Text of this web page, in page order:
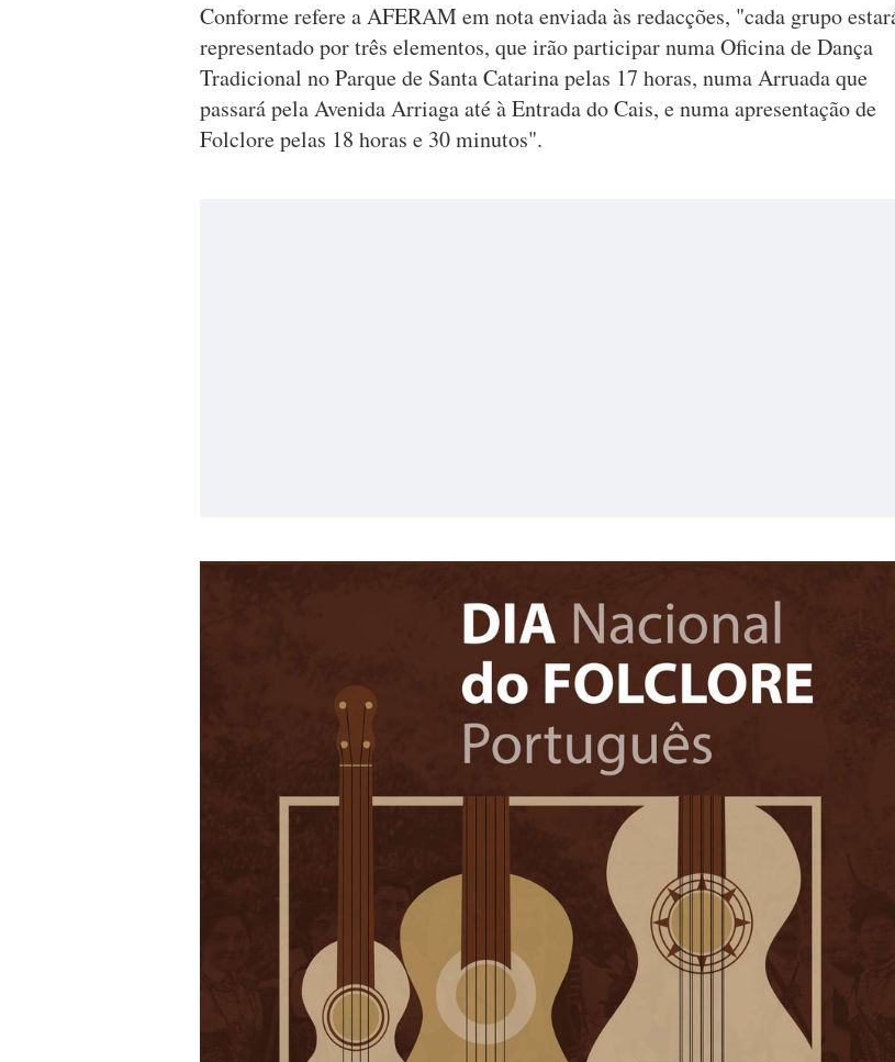
Conforme refere a AFERAM em nota enviada às redacções, "cada grupo
representado por três elementos, que irão participar numa Oficina de Dança
Tradicional no Parque de Santa Catarina pelas 17 horas, numa Arruada que
passará pela Avenida Arriaga até à Entrada do Cais, e numa apresentação de
Folclore pelas 18 horas e 30 minutos".